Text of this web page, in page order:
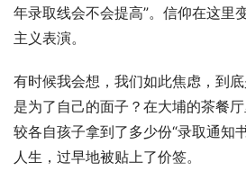
年录取线会不会提高”。信仰在这里
主义表演。
有时候我会想，我们如此焦虑，到
是为了自己的面子？在大埔的茶餐
较各自孩子拿到了多少份“录取通
人生，过早地被贴上了价签。